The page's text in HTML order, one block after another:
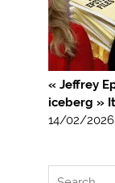
« Jeffrey
iceberg »
14/02/2026